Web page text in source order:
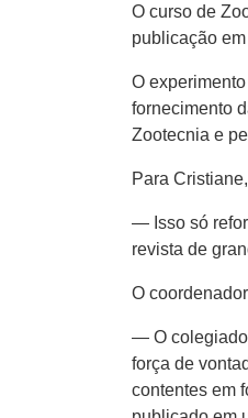
O curso de
publicação
O
fornecimento
Zootecnia e
Para
— Isso só
revista de
O
— O colegiado
força de
contentes em